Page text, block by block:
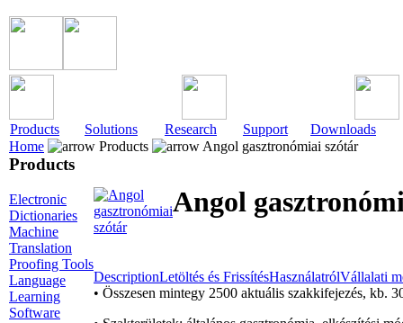
Products Solutions Research Support
Downloads
Home
Products Angol gasztronómiai szótár
Products
Electronic
Dictionaries
Machine
Translation
Proofing Tools
Language
Learning
Software
Angol
DescriptionLetöltés és FrissítésHasználatrólVállalati
• Összesen mintegy 2500 aktuális szakkifejezés, kb.